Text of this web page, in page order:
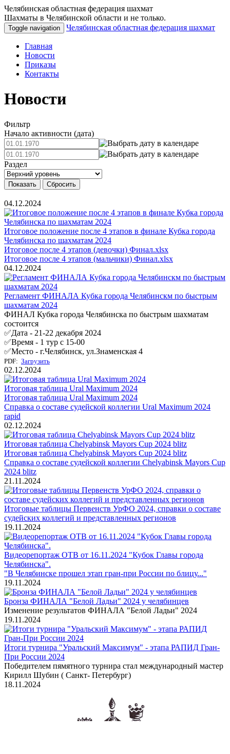
Челябинская областная федерация шахмат
Шахматы в Челябинской области и не только.
Toggle navigation Челябинская областная федерация шахмат
Главная
Новости
Приказы
Контакты
Новости
Фильтр
Начало активности (дата)
Раздел
04.12.2024
Итоговое положение после 4 этапов в финале Кубка города
Челябинска по шахматам 2024
Итоговое после 4 этапов (девочки) Финал.xlsx
Итоговое после 4 этапов (мальчики) Финал.xlsx
04.12.2024
Регламент ФИНАЛА Кубка города Челябинскм по быстрым
шахматам 2024
ФИНАЛ Кубка города Челябинска по быстрым шахматам
состоится
✅Дата - 21-22 декабря 2024
✅Время - 1 тур с 15-00
✅Место - г.Челябинск, ул.Знаменская 4
PDF: Загрузить
02.12.2024
Итоговая таблица Ural Maximum 2024
Итоговая таблица Ural Maximum 2024
Справка о составе судейской коллегии Ural Maximum 2024
rapid
02.12.2024
Итоговая таблица Chelyabinsk Mayors Cup 2024 blitz
Итоговая таблица Chelyabinsk Mayors Cup 2024 blitz
Справка о составе судейской коллегии Chelyabinsk Mayors Cup
2024 blitz
21.11.2024
Итоговые таблицы Первенств УрФО 2024, справки о составе
судейских коллегий и представленных регионов
19.11.2024
Видеорепортаж ОТВ от 16.11.2024 "Кубок Главы города
Челябинска".
"В Челябинске прошел этап гран-при России по блицу..."
19.11.2024
Бронза ФИНАЛА "Белой Ладьи" 2024 у челябинцев
Изменение результатов ФИНАЛА "Белой Ладьи" 2024
19.11.2024
Итоги турнира "Уральский Максимум" - этапа РАПИД Гран-
При России 2024
Победителем пямятного турнира стал международный мастер
Кирилл Шубин ( Санкт- Петербург)
18.11.2024